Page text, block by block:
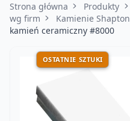
Strona główna Produkty
wg firm
Kamienie Shapton
kamień ceramiczny #8000
OSTATNIE SZTUKI